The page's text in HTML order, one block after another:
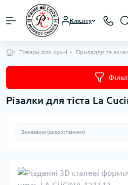
Клієнту
Товари для кухні Приладдя та
Різалки для тіста La